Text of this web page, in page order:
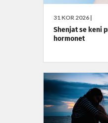
31 KOR 2026 |
Shenjat se keni
hormonet